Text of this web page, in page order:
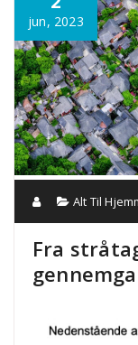
jun, 2023
Alt Til
Fra